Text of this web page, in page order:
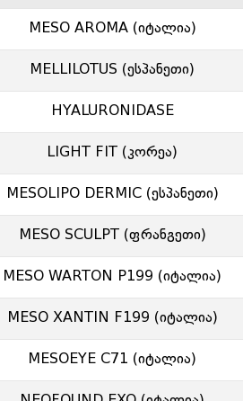
MESO AROMA (იტალია)
MELLILOTUS (ესპანეთი)
HYALURONIDASE
LIGHT FIT (კორეა)
MESOLIPO DERMIC (ესპანეთი)
MESO SCULPT (ფრანგეთი)
MESO WARTON P199 (იტალია)
MESO XANTIN F199 (იტალია)
MESOEYE C71 (იტალია)